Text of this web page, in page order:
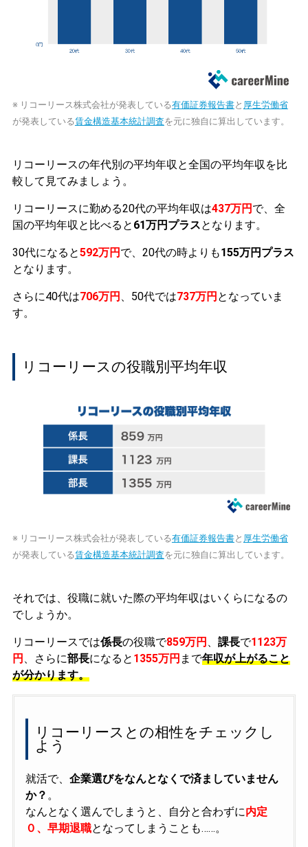
※ リコーリース株式会社が発表している有価証券報告書と 厚生労働省
が発表している賃金構造基本統計調査を元に独自に算出しています。
リコーリースの年代別の平均年収と全国の平均年収を比
較して見てみましょう。
リコーリースに勤める20代の平均年収は437万円 で、全
国の平均年収と比べると 61万円プラスとなります。
30代になると592万円 で、20代の時よりも155万円プラス
となります。
さらに40代は706万円 、50代では737万円 となっていま
す。
リコーリースの役職別平均年収
※ リコーリース株式会社が発表している有価証券報告書と 厚生労働省
が発表している賃金構造基本統計調査を元に独自に算出しています。
それでは、役職に就いた際の平均年収はいくらになるの
でしょうか。
リコーリースでは係長の役職で859万円 課長で1123万
円
、さらに部長になると 1355万円 まで年収が上がること
が分かります。
リコーリースとの相性をチェックし
よう
就活で、 企業選びをなんとなくで済ましていません
か？ 。
なんとなく選んでしまうと、自分と合わずに内定
０、早期退職となってしまうことも……。